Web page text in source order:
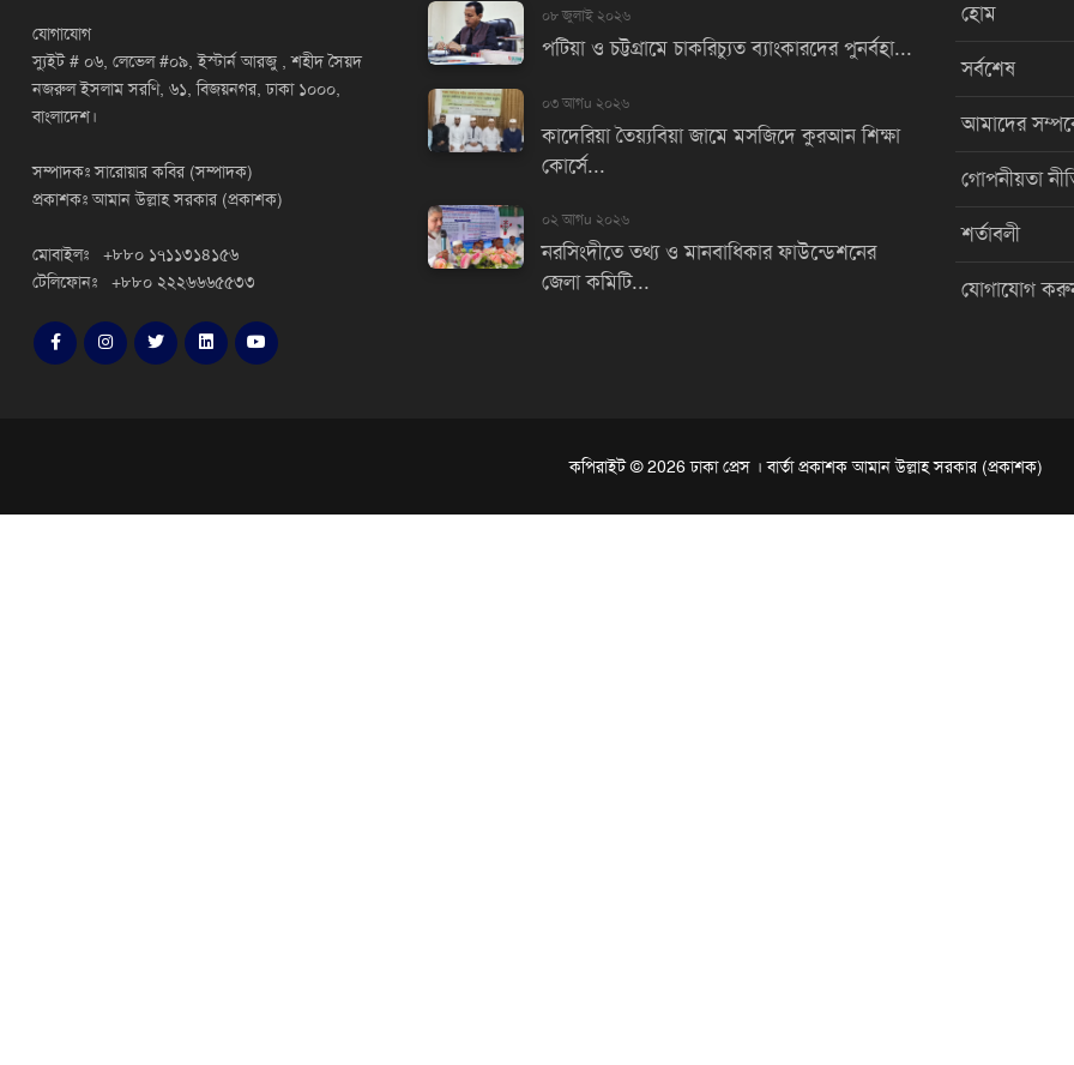
যোগাযোগ
স্যুইট # ০৬, লেভেল #০৯, ইস্টার্ন আরজু , শহীদ সৈয়দ
নজরুল ইসলাম সরণি, ৬১, বিজয়নগর, ঢাকা ১০০০,
বাংলাদেশ।
সম্পাদকঃ সারোয়ার কবির (সম্পাদক)
প্রকাশকঃ আমান উল্লাহ সরকার (প্রকাশক)
মোবাইলঃ +৮৮০ ১৭১১৩১৪১৫৬
টেলিফোনঃ +৮৮০ ২২২৬৬৬৫৫৩৩
০৮ জুলাই ২০২৬
পটিয়া ও চট্টগ্রামে চাকরিচ্যুত ব্যাংকারদের পুনর্বহা...
০৩ আগu ২০২৬
কাদেরিয়া তৈয়্যবিয়া জামে মসজিদে কুরআন শিক্ষা
কোর্সে...
০২ আগu ২০২৬
নরসিংদীতে তথ্য ও মানবাধিকার ফাউন্ডেশনের
জেলা কমিটি...
হোম
সর্বশেষ
আমাদের
গোপনীয়তা
শর্তাবলী
যোগাযোগ
কপিরাইট © 2026 ঢাকা প্রেস । বার্তা প্রকাশক আমান উল্লাহ সরকার (প্রকাশক)